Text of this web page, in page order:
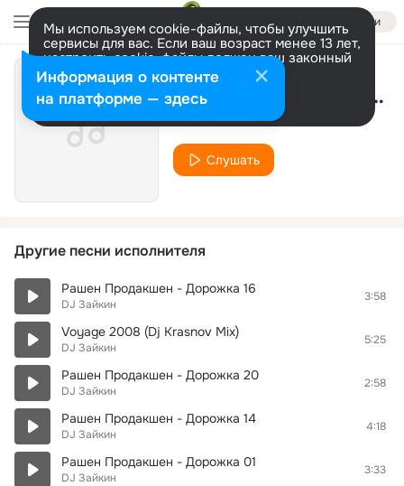
Войти
Мы используем cookie-файлы, чтобы улучшить
сервисы для вас. Если ваш возраст менее 13 лет,
настроить cookie-файлы должен ваш законный
представитель. Больше информации
Разрешить все Настроить Гламурный Микс (Букинг: +79052752963)
DJ Зайкин
Слушать
Другие песни исполнителя
Рашен Продакшен - Дорожка 16
DJ Зайкин
3:58
Voyage 2008 (Dj Krasnov Mix)
DJ Зайкин
5:25
Рашен Продакшен - Дорожка 20
DJ Зайкин
2:58
Рашен Продакшен - Дорожка 14
DJ Зайкин
4:18
Рашен Продакшен - Дорожка 01
DJ Зайкин
3:33
Информация о контенте
на платформе — здесь